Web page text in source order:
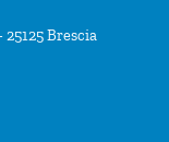
Brescia